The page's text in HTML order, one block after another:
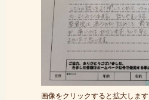
画像をクリックすると拡大します